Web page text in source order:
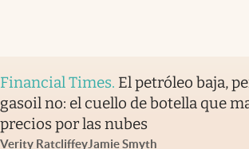
Financial Times. El petróleo baja,
gasoil no: el cuello de botella que
precios por las nubes
Verity RatcliffeyJamie Smyth